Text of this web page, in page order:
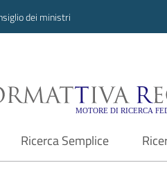
dei ministri
Ricerca Semplice